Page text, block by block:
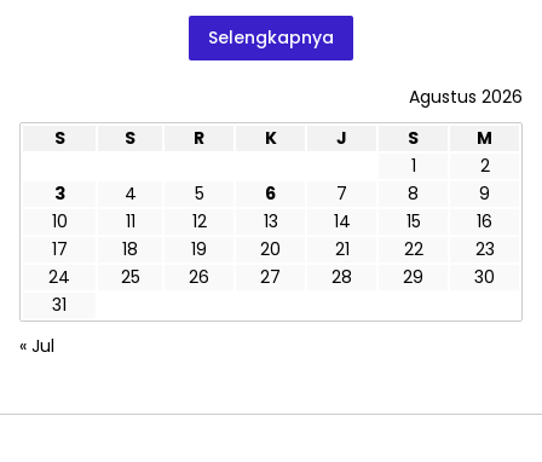
Selengkapnya
Agustus 2026
S
S R K J S
M
1
2
3
4 5 6 7 8
9
10
11 12 13 14 15
16
17
18 19 20 21 22
23
24
25 26 27 28 29
30
31
« Jul